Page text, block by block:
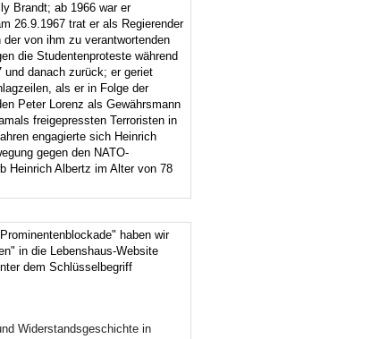
Brandt; ab 1966 war er
26.9.1967 trat er als Regierender
von ihm zu verantwortenden
die Studentenproteste während
danach zurück; er geriet
als er in Folge der
Peter Lorenz als Gewährsmann
freigepressten Terroristen in
engagierte sich Heinrich
gegen den NATO-
Heinrich Albertz im Alter von 78
haben wir
in die Lebenshaus-Website
dem Schlüsselbegriff
Widerstandsgeschichte in